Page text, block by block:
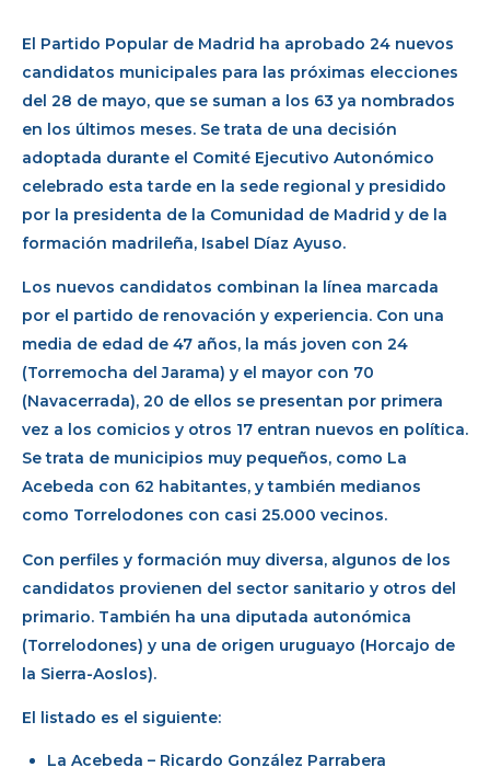
El Partido Popular de Madrid ha aprobado 24 nuevos
candidatos municipales para las próximas elecciones
del 28 de mayo, que se suman a los 63 ya nombrados
en los últimos meses. Se trata de una decisión
adoptada durante el Comité Ejecutivo Autonómico
celebrado esta tarde en la sede regional y presidido
por la presidenta de la Comunidad de Madrid y de la
formación madrileña, Isabel Díaz Ayuso.
Los nuevos candidatos combinan la línea marcada
por el partido de renovación y experiencia. Con una
media de edad de 47 años, la más joven con 24
(Torremocha del Jarama) y el mayor con 70
(Navacerrada), 20 de ellos se presentan por primera
vez a los comicios y otros 17 entran nuevos en política.
Se trata de municipios muy pequeños, como La
Acebeda con 62 habitantes, y también medianos
como Torrelodones con casi 25.000 vecinos.
Con perfiles y formación muy diversa, algunos de los
candidatos provienen del sector sanitario y otros del
primario. También ha una diputada autonómica
(Torrelodones) y una de origen uruguayo (Horcajo de
la Sierra-Aoslos).
El listado es el siguiente:
La Acebeda – Ricardo González Parrabera